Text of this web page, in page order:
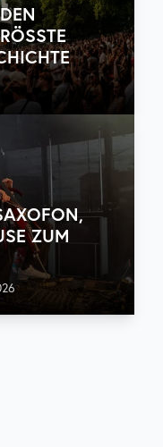
A
ZUM